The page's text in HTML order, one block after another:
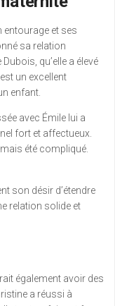
entourage et ses
sa relation
qu’elle a élevé
un excellent
enfant.
avec Émile lui a
fort et affectueux.
été compliqué.
son désir d’étendre
relation solide et
également avoir des
a réussi à